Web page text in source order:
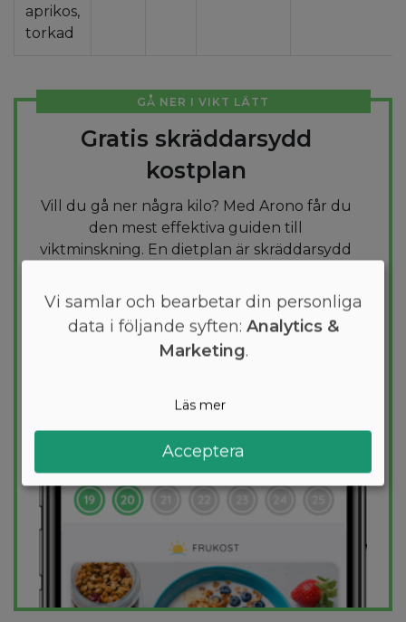
aprikos,
torkad
GÅ NER I VIKT LÄTT
Gratis skräddarsydd
kostplan
Vill du gå ner några kilo? Med Arono får du
den mest effektiva guiden till
viktminskning. En dietplan är skräddarsydd
säkerställer att du håller dig inom ditt
kalorimål varje dag.
PROVAGRATIS
Vi samlar och bearbetar din personliga
data i följande syften: Analytics &
Marketing.
Läs mer
Acceptera